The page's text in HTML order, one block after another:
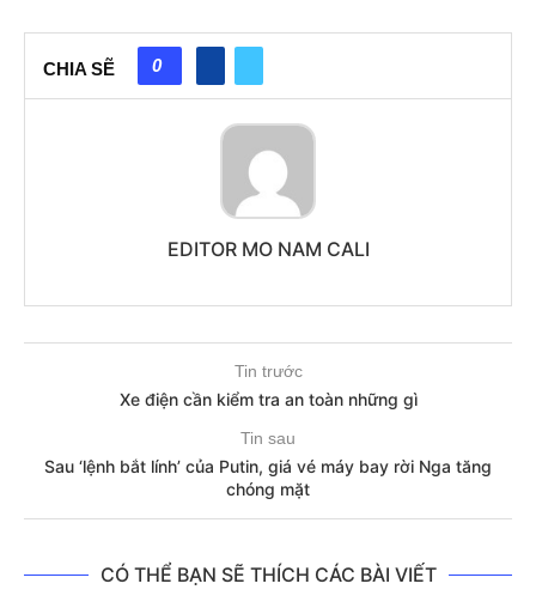
CHIA SẼ 0
EDITOR MO NAM CALI
Tin trước
Xe điện cần kiểm tra an toàn những gì
Tin sau
Sau ‘lệnh bắt lính’ của Putin, giá vé máy bay rời Nga tăng
chóng mặt
CÓ THỂ BẠN SẼ THÍCH CÁC BÀI VIẾT